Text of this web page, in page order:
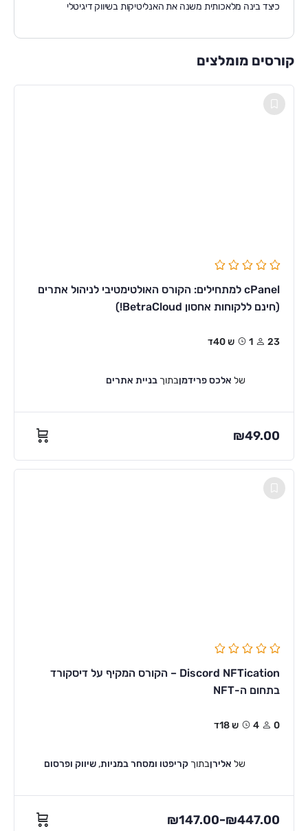
כיצד בינה מלאכותית משנה את האנליטיקות בשיווק דיגיטלי
קורסים מומלצים
cPanel למתחילים: הקורס האולטימטיבי לניהול אתרים
(חינם ללקוחות אחסון BetraCloud!)
23 1ש 40ד
של אלכס פרידמןבתוך בניית אתרים
₪49.00
Discord NFTication – הקורס המקיף על דיסקורד
בתחום ה-NFT
0 4ש 18ד
של אלירןבתוך קריפטו ומסחר במניות, שיווק ופרסום
₪147.00–₪447.00